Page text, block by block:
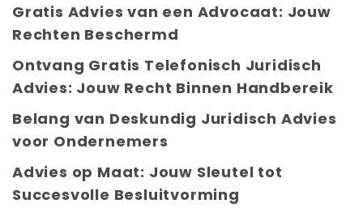
Gratis Advies van een Advocaat: Jouw
Rechten Beschermd
Ontvang Gratis Telefonisch Juridisch
Advies: Jouw Recht Binnen Handbereik
Belang van Deskundig Juridisch Advies
voor Ondernemers
Advies op Maat: Jouw Sleutel tot
Succesvolle Besluitvorming